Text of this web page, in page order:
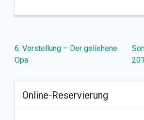
Beitragsnavigation
6. Vorstellung – Der geliehene
Opa
Online-Reservierung